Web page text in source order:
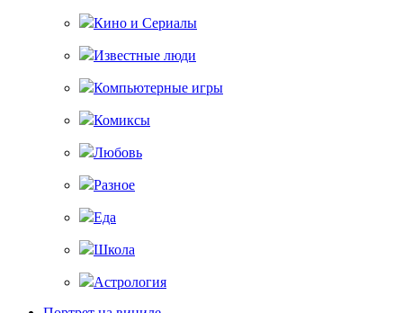
Кино и Сериалы
Известные люди
Компьютерные игры
Комиксы
Любовь
Разное
Еда
Школа
Астрология